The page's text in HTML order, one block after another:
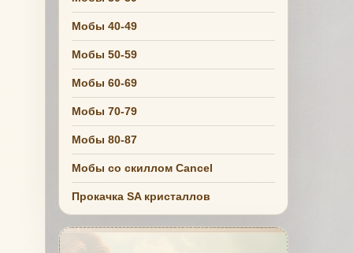
Мобы 40-49
Мобы 50-59
Мобы 60-69
Мобы 70-79
Мобы 80-87
Мобы со скиллом Cancel
Прокачка SA кристаллов